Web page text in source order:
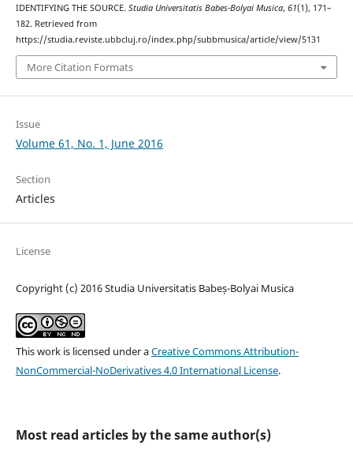
IDENTIFYING THE SOURCE. Studia Universitatis Babes-Bolyai Musica, 61(1), 171–
182. Retrieved from
https://studia.reviste.ubbcluj.ro/index.php/subbmusica/article/view/5131
More Citation Formats
Issue
Volume 61, No. 1, June 2016
Section
Articles
License
Copyright (c) 2016 Studia Universitatis Babeș-Bolyai Musica
This work is licensed under aCreative Commons Attribution-
NonCommercial-NoDerivatives 4.0 International License.
Most read articles by the same author(s)